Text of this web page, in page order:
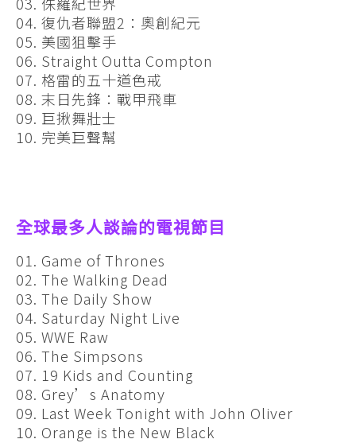
04. 復仇者聯盟2：奧創紀元
05. 美國狙擊手
06. Straight Outta Compton
07. 格雷的五十道色戒
08. 末日先鋒：戰甲飛車
09. 巨揪舞壯士
10. 完美巨聲幫
全球最多人談論的電視節目
01. Game of Thrones
02. The Walking Dead
03. The Daily Show
04. Saturday Night Live
05. WWE Raw
06. The Simpsons
07. 19 Kids and Counting
08. Grey’s Anatomy
09. Last Week Tonight with John Oliver
10. Orange is the New Black